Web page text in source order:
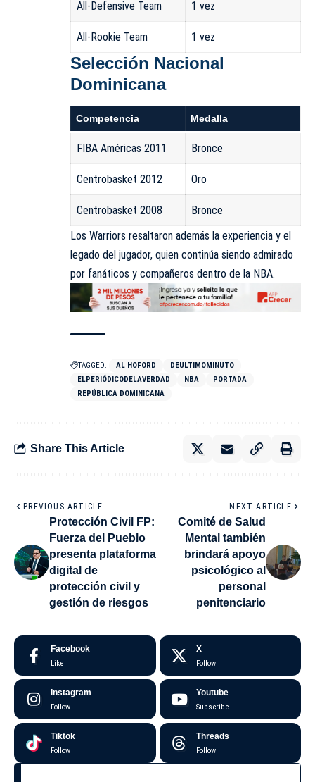
All-Defensive Team 1 vez
All-Rookie Team 1 vez
Selección Nacional
Dominicana
Competencia Medalla
FIBA Américas 2011 Bronce
Centrobasket 2012 Oro
Centrobasket 2008
Bronce
Los Warriors resaltaron además la experiencia y el
legado del jugador, quien continúa siendo admirado
por fanáticos y compañeros dentro de la NBA.
TAGGED: AL HOFORD
DEULTIMOMINUTO
ELPERIÓDICODELAVERDAD
NBA
PORTADA
REPÚBLICA DOMINICANA
Share This Article
PREVIOUS ARTICLE
Protección Civil FP:
Fuerza del Pueblo
presenta plataforma
digital de
protección civil y
gestión de riesgos
NEXT ARTICLE
Comité de Salud
Mental también
brindará apoyo
psicológico al
personal
penitenciario
Facebook
Like
X
Follow
Instagram
Follow
Youtube
Subscribe
Tiktok
Follow
Threads
Follow